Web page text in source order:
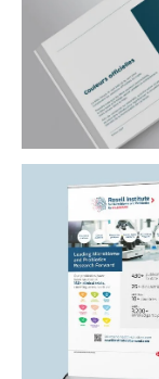
Ville
Logo et